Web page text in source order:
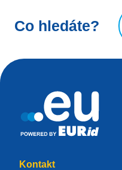
Co hledáte?
Kontakt